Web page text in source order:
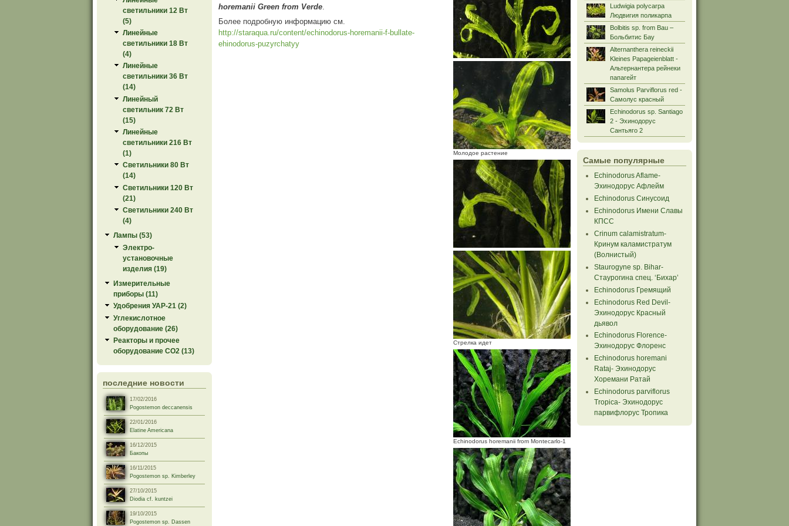
светильники 12 Вт
(5)
Линейные
светильники 18 Вт
(4)
Линейные
светильники 36 Вт
(14)
Линейный
светильник 72 Вт
(15)
Линейные
светильники 216 Вт
(1)
Светильники 80 Вт
(14)
Светильники 120 Вт
(21)
Светильники 240 Вт
(4)
Лампы (53)
Электро-
установочные
изделия (19)
Измерительные
приборы (11)
Удобрения УАР-21 (2)
Углекислотное
оборудование (26)
Реакторы и прочее
оборудование СО2 (13)
последние новости
17/02/2016
Pogostemon deccanensis
22/01/2016
Elatine Americana
16/12/2015
Бакопы
16/11/2015
Pogostemon sp. Kimberley
27/10/2015
Diodia cf. kuntzei
19/10/2015
Pogostemon sp. Dassen
Молодое растение
Стрелка идет
Echinodorus horemanii from Montecarlo-1
horemanii Green from Verde
Более подробную информацию см.
http://staraqua.ru/content/echinodorus-horemanii-f-bullate-
ehinodorus-puzyrchatyy
Ludwigia polycarpa
Людвигия поликарпа
Bolbitis sp. from Bau –
Больбитис Бау
Alternanthera reineckii
Kleines Papageienblatt -
Альтернантера рейнеки
папагейт
Samolus Parviflorus red -
Самолус красный
Echinodorus sp. Santiago
2 - Эхинодорус
Сантьяго 2
Самые популярные
Echinodorus Aflame-
Эхинодорус Афлейм
Echinodorus Синусоид
Echinodorus Имени Славы
КПСС
Crinum calamistratum-
Кринум каламистратум
(Волнистый)
Staurogyne sp. Bihar-
Стаурогина спец. ‘Бихар’
Echinodorus Гремящий
Echinodorus Red Devil-
Эхинодорус Красный
дьявол
Echinodorus Florence-
Эхинодорус Флоренс
Echinodorus horemani
Rataj- Эхинодорус
Хоремани Ратай
Echinodorus parviflorus
Tropiсa- Эхинодорус
парвифлорус Тропика